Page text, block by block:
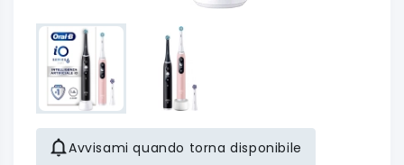
Avvisami quando torna disponibile